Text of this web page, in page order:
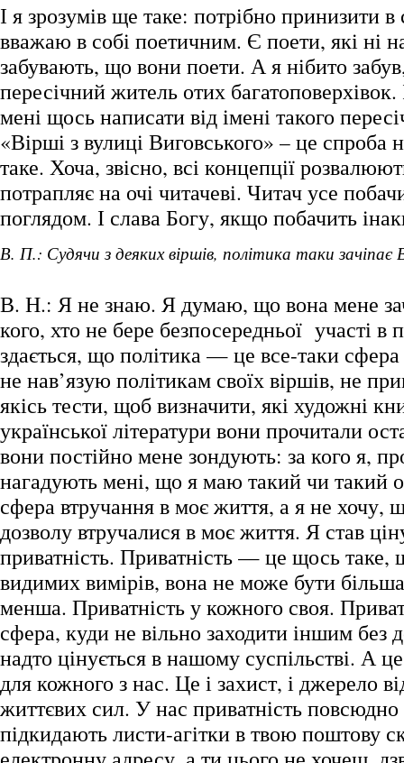
І я зрозумів ще таке: потрібно принизити
вважаю в собі поетичним. Є поети, які ні
забувають, що вони поети. А я нібито
пересічний житель отих багатоповерхівок.
мені щось написати від імені такого
«Вірші з вулиці Виговського» – це спроба
таке. Хоча, звісно, всі концепції
потрапляє на очі читачеві. Читач усе
поглядом. І слава Богу, якщо побачить
В. П.: Судячи з деяких віршів, політика таки зачіпає
В. Н.: Я не знаю. Я думаю, що вона мене
кого, хто не бере безпосередньої участі в
здається, що політика — це все-таки
не нав’язую політикам своїх віршів, не
якісь тести, щоб визначити, які художні
української літератури вони прочитали
вони постійно мене зондують: за кого я,
нагадують мені, що я маю такий чи такий
сфера втручання в моє життя, а я не хочу,
дозволу втручалися в моє життя. Я став
приватність. Приватність — це щось таке,
видимих вимірів, вона не може бути
менша. Приватність у кожного своя.
сфера, куди не вільно заходити іншим без
надто цінується в нашому суспільстві. А
для кожного з нас. Це і захист, і джерело
життєвих сил. У нас приватність
підкидають листи-агітки в твою поштову